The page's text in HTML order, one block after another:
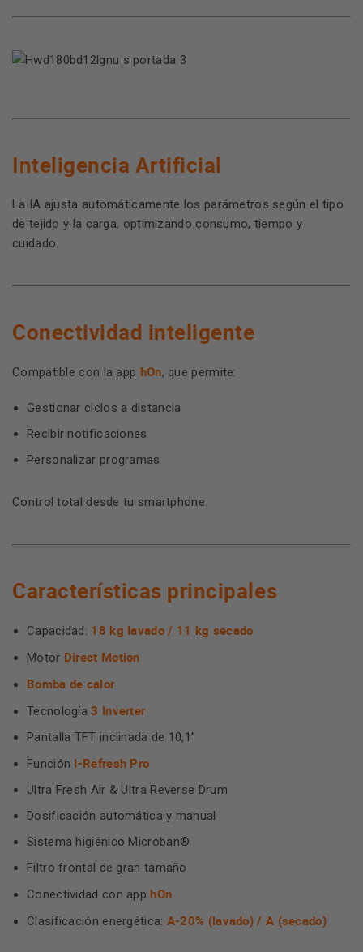
Inteligencia Artificial
La IA ajusta automáticamente los parámetros según el tipo
de tejido y la carga, optimizando consumo, tiempo y
cuidado.
Conectividad inteligente
Compatible con la app hOn, que permite:
Gestionar ciclos a distancia
Recibir notificaciones
Personalizar programas
Control total desde tu smartphone.
Características principales
Capacidad: 18 kg lavado / 11 kg secado
Motor Direct Motion
Bomba de calor
Tecnología3 Inverter
Pantalla TFT inclinada de 10,1”
Función I-Refresh Pro
Ultra Fresh Air & Ultra Reverse Drum
Dosificación automática y manual
Sistema higiénico Microban®
Filtro frontal de gran tamaño
Conectividad con app hOn
Clasificación energética: A-20% (lavado) / A (secado)